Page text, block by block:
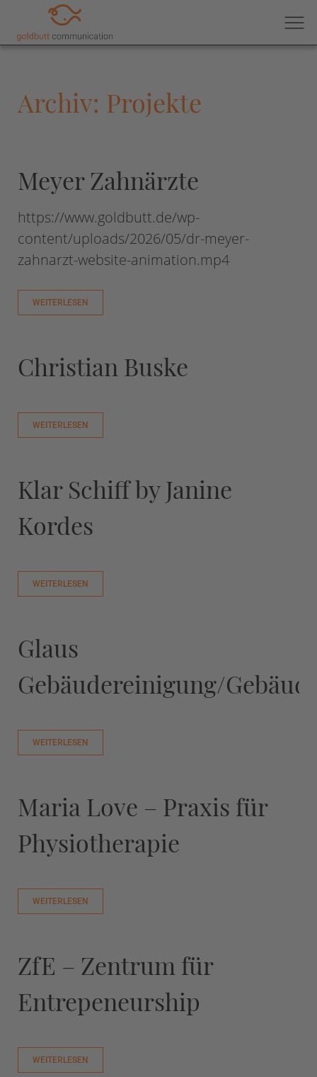
Archiv: Projekte
Meyer Zahnärzte
https://www.goldbutt.de/wp-
content/uploads/2026/05/dr-meyer-
zahnarzt-website-animation.mp4
WEITERLESEN
Christian Buske
WEITERLESEN
Klar Schiff by Janine
Kordes
WEITERLESEN
Glaus
Gebäudereinigung/
WEITERLESEN
Maria Love – Praxis für
Physiotherapie
WEITERLESEN
ZfE – Zentrum für
Entrepeneurship
WEITERLESEN